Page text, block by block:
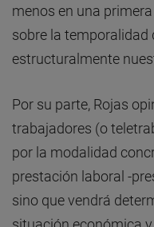
menos en una
sobre la temporalidad
estructuralmente
Por su parte, Rojas
trabajadores (o
por la modalidad
prestación laboral -
sino que vendrá